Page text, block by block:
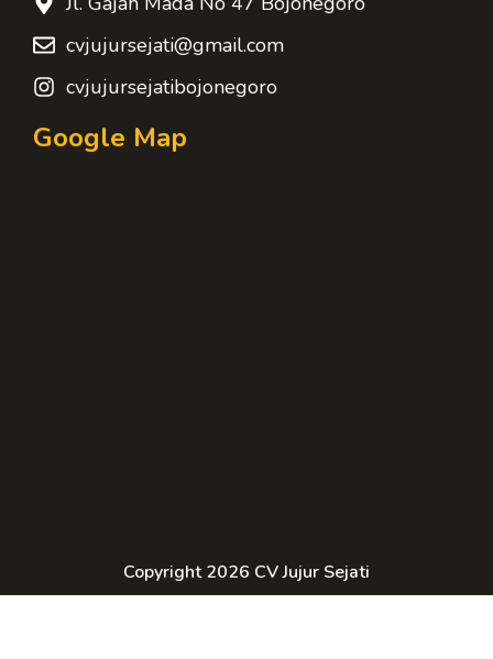
cvjujursejati@gmail.com
cvjujursejatibojonegoro
Google Map
Copyright 2026 CV Jujur Sejati